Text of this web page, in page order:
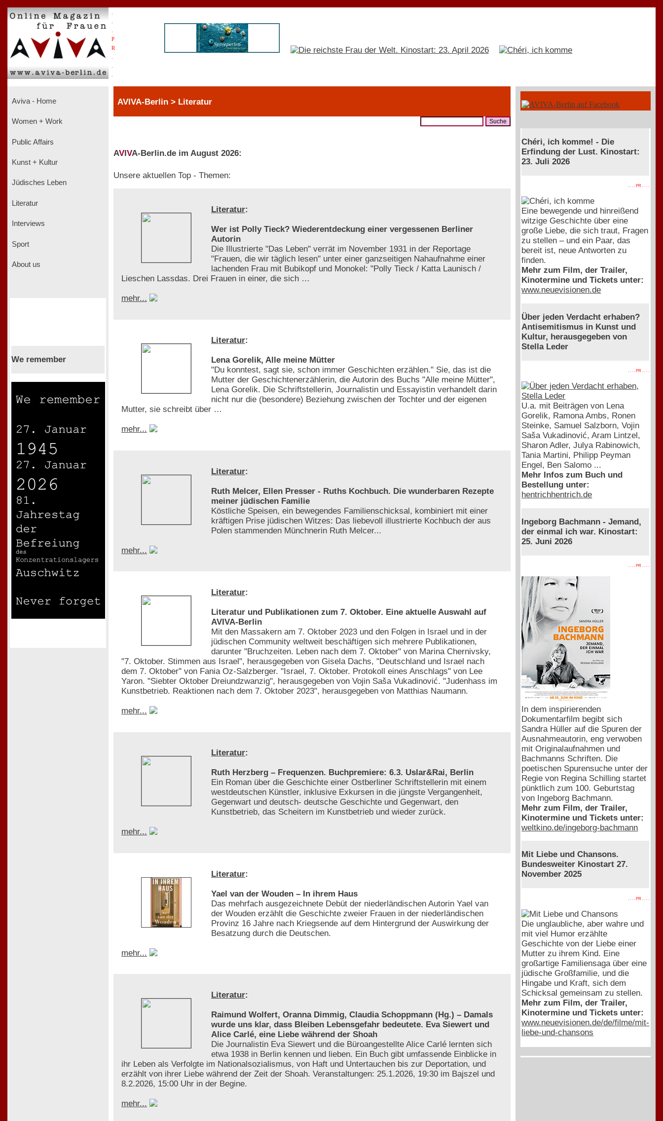
P
R
Aviva - Home
Women + Work
Public Affairs
Kunst + Kultur
Jüdisches Leben
Literatur
Interviews
Sport
About us
We remember
AVIVA-Berlin > Literatur
AVIVA-Berlin.de im August 2026:
Unsere aktuellen Top - Themen:
Literatur:
Wer ist Polly Tieck? Wiederentdeckung einer vergessenen Berliner
Autorin
Die Illustrierte "Das Leben" verrät im November 1931 in der Reportage
"Frauen, die wir täglich lesen" unter einer ganzseitigen Nahaufnahme einer
lachenden Frau mit Bubikopf und Monokel: "Polly Tieck / Katta Launisch /
Lieschen Lassdas. Drei Frauen in einer, die sich …
mehr...
Literatur:
Lena Gorelik, Alle meine Mütter
"Du konntest, sagt sie, schon immer Geschichten erzählen." Sie, das ist die
Mutter der Geschichtenerzählerin, die Autorin des Buchs "Alle meine Mütter",
Lena Gorelik. Die Schriftstellerin, Journalistin und Essayistin verhandelt darin
nicht nur die (besondere) Beziehung zwischen der Tochter und der eigenen
Mutter, sie schreibt über …
mehr...
Literatur:
Ruth Melcer, Ellen Presser - Ruths Kochbuch. Die wunderbaren Rezepte
meiner jüdischen Familie
Köstliche Speisen, ein bewegendes Familienschicksal, kombiniert mit einer
kräftigen Prise jüdischen Witzes: Das liebevoll illustrierte Kochbuch der aus
Polen stammenden Münchnerin Ruth Melcer...
mehr...
Literatur:
Literatur und Publikationen zum 7. Oktober. Eine aktuelle Auswahl auf
AVIVA-Berlin
Mit den Massakern am 7. Oktober 2023 und den Folgen in Israel und in der
jüdischen Community weltweit beschäftigen sich mehrere Publikationen,
darunter "Bruchzeiten. Leben nach dem 7. Oktober" von Marina Chernivsky,
"7. Oktober. Stimmen aus Israel", herausgegeben von Gisela Dachs, "Deutschland und Israel nach
dem 7. Oktober" von Fania Oz-Salzberger. "Israel, 7. Oktober. Protokoll eines Anschlags" von Lee
Yaron. "Siebter Oktober Dreiundzwanzig", herausgegeben von Vojin Saša Vukadinović. "Judenhass im
Kunstbetrieb. Reaktionen nach dem 7. Oktober 2023", herausgegeben von Matthias Naumann.
mehr...
Literatur:
Ruth Herzberg – Frequenzen. Buchpremiere: 6.3. Uslar&Rai, Berlin
Ein Roman über die Geschichte einer Ostberliner Schriftstellerin mit einem
westdeutschen Künstler, inklusive Exkursen in die jüngste Vergangenheit,
Gegenwart und deutsch- deutsche Geschichte und Gegenwart, den
Kunstbetrieb, das Scheitern im Kunstbetrieb und wieder zurück.
mehr...
Literatur:
Yael van der Wouden – In ihrem Haus
Das mehrfach ausgezeichnete Debüt der niederländischen Autorin Yael van
der Wouden erzählt die Geschichte zweier Frauen in der niederländischen
Provinz 16 Jahre nach Kriegsende auf dem Hintergrund der Auswirkung der
Besatzung durch die Deutschen.
mehr...
Literatur:
Raimund Wolfert, Oranna Dimmig, Claudia Schoppmann (Hg.) – Damals
wurde uns klar, dass Bleiben Lebensgefahr bedeutete. Eva Siewert und
Alice Carlé, eine Liebe während der Shoah
Die Journalistin Eva Siewert und die Büroangestellte Alice Carlé lernten sich
etwa 1938 in Berlin kennen und lieben. Ein Buch gibt umfassende Einblicke in
ihr Leben als Verfolgte im Nationalsozialismus, von Haft und Untertauchen bis zur Deportation, und
erzählt von ihrer Liebe während der Zeit der Shoah. Veranstaltungen: 25.1.2026, 19:30 im Bajszel und
8.2.2026, 15:00 Uhr in der Begine.
mehr...
Chéri, ich komme! - Die
Erfindung der Lust. Kinostart:
23. Juli 2026
. . . . PR . . . .
Eine bewegende und hinreißend
witzige Geschichte über eine
große Liebe, die sich traut, Fragen
zu stellen – und ein Paar, das
bereit ist, neue Antworten zu
finden.
Mehr zum Film, der Trailer,
Kinotermine und Tickets unter:
www.neuevisionen.de
Über jeden Verdacht erhaben?
Antisemitismus in Kunst und
Kultur, herausgegeben von
Stella Leder
. . . . PR . . . .
U.a. mit Beiträgen von Lena
Gorelik, Ramona Ambs, Ronen
Steinke, Samuel Salzborn, Vojin
Saša Vukadinović, Aram Lintzel,
Sharon Adler, Julya Rabinowich,
Tania Martini, Philipp Peyman
Engel, Ben Salomo ...
Mehr Infos zum Buch und
Bestellung unter:
hentrichhentrich.de
Ingeborg Bachmann - Jemand,
der einmal ich war. Kinostart:
25. Juni 2026
. . . . PR . . . .
In dem inspirierenden
Dokumentarfilm begibt sich
Sandra Hüller auf die Spuren der
Ausnahmeautorin, eng verwoben
mit Originalaufnahmen und
Bachmanns Schriften. Die
poetischen Spurensuche unter der
Regie von Regina Schilling startet
pünktlich zum 100. Geburtstag
von Ingeborg Bachmann.
Mehr zum Film, der Trailer,
Kinotermine und Tickets unter:
weltkino.de/ingeborg-bachmann
Mit Liebe und Chansons.
Bundesweiter Kinostart 27.
November 2025
. . . . PR . . . .
Die unglaubliche, aber wahre und
mit viel Humor erzählte
Geschichte von der Liebe einer
Mutter zu ihrem Kind. Eine
großartige Familiensaga über eine
jüdische Großfamilie, und die
Hingabe und Kraft, sich dem
Schicksal gemeinsam zu stellen.
Mehr zum Film, der Trailer,
Kinotermine und Tickets unter:
www.neuevisionen.de/de/filme/mit-
liebe-und-chansons